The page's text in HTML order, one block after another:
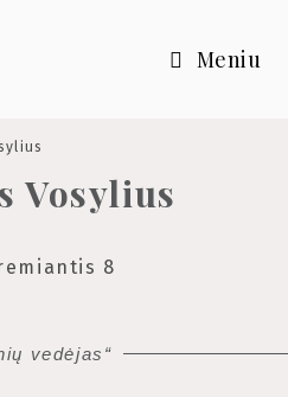
Meniu
Vosylius
8
vedėjas“